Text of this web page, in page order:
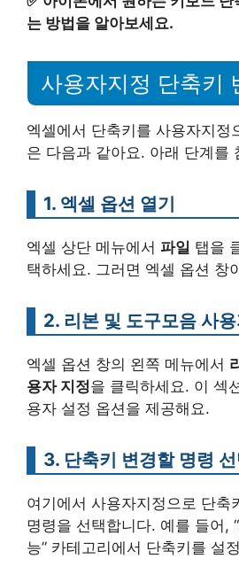
는 방법을 알아보세요.
사용자지정 단축키
엑셀에서 단축키를 사용자지정
은 다음과 같아요. 아래 단계를
1. 엑셀 옵션 열기
엑셀 상단 메뉴에서 파일 탭을
택하세요. 그러면 엑셀 옵션 창
2. 리본 및 도구모음 사
엑셀 옵션 창의 왼쪽 메뉴에서
용자 지정을 클릭하세요. 이 섹
용자 설정 옵션을 제공해요.
3. 단축키 변경할 명령 선
여기에서 사용자지정으로 단축
명령을 선택합니다. 예를 들어,
능” 카테고리에서 단축키를 설